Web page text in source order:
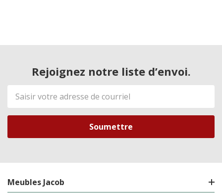
Rejoignez notre liste d’envoi.
Adresse
de
courriel
Meubles Jacob